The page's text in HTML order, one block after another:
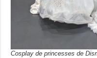
Cosplay de princesses de